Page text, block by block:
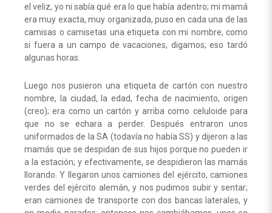
el veliz, yo ni sabía qué era lo que había adentro; mi mamá
era muy exacta, muy organizada, puso en cada una de las
camisas o camisetas una etiqueta con mi nombre, como
si fuera a un campo de vacaciones, digamos; eso tardó
algunas horas.
Luego nos pusieron una etiqueta de cartón con nuestro
nombre, la ciudad, la edad, fecha de nacimiento, origen
(creo); era como un cartón y arriba como celuloide para
que no se echara a perder. Después entraron unos
uniformados de la SA (todavía no había SS) y dijeron a las
mamás que se despidan de sus hijos porque no pueden ir
a la estación; y efectivamente, se despidieron las mamás
llorando. Y llegaron unos camiones del ejército, camiones
verdes del ejército alemán, y nos pudimos subir y sentar;
eran camiones de transporte con dos bancas laterales, y